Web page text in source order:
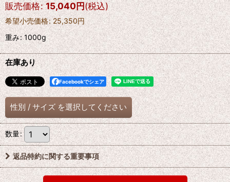
販売価格: 15,040円(税込)
希望小売価格: 25,350円
重み:1000g
在庫あり
Facebookでシェア
性別 / サイズ を選択してください
数量:
返品特約に関する重要事項